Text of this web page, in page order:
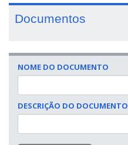
Documentos
NOME DO DOCUMENTO
DESCRIÇÃO DO DOCUMENTO